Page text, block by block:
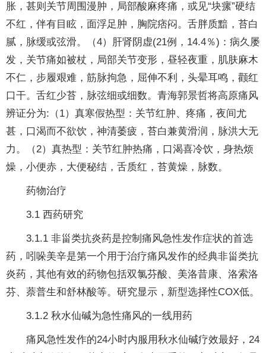
胀，甚则关节周围漫肿，局部酸麻疼痛，或见“块瘰”硬结
不红，伴有目眩，面浮足肿，胸院痞闷。舌胖质黯，苔白
腻，脉缓或弦滑。（4）肝肾阴虚(21例，14.4％)：病久屡
发，关节痛如被杖，局部关节变形，昼轻夜重，肌肤麻木
不仁，步履艰难，筋脉拘急，屈伸不利，头晕耳鸣，颧红
口干。舌红少苔，脉弦细或细数。青海郭景哲将高原痛风
辨证分为:（1）真寒假热型：关节红肿、疼痛，夜间尤
甚，口渴而不欲饮，神清萎疲，苔白兼黄滑润，脉洪大无
力。（2）真热型：关节红肿热痛，口渴喜冷饮，身热烦
燥，小便赤，大便秘结，舌质红，苔黄燥，脉数。
药物治疗
3.1 西药研究
3.1.1 非甾类抗炎药是控制痛风急性发作症状的首选
药，吲哚美辛是第一个用于治疗痛风发作的经典非甾类抗
炎药，其他有效的药物包括双氯芬酸、美洛昔康、洛索洛
芬、萘普生和舒林酸等。研究显示，新型选择性COX低。
3.1.2 秋水仙碱为急性痛风的一线用药
痛风急性发作的24小时内服用秋水仙碱疗效最好，24